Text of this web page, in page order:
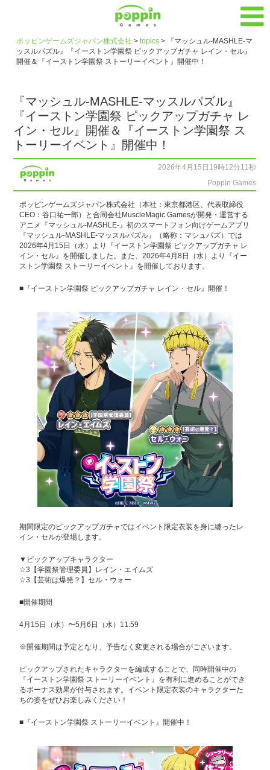
ポッピンゲームズジャパン株式会社 > topics>
『マッシュル-MASHLE-マ
ッスルパズル』『イーストン学園祭 ピックアップガチャ レイン・セル』
開催＆『イーストン学園祭 ストーリーイベント』開催中！
『マッシュル-MASHLE-マッスルパズル』
『イーストン学園祭 ピックアップガチャ レ
イン・セル』開催＆『イーストン学園祭 ス
トーリーイベント』開催中！
2026年4月15日19時12分11秒
Poppin Games
ポッピンゲームズジャパン株式会社（本社：東京都港区、代表取締役
CEO：谷口祐一郎）と合同会社MuscleMagic Gamesが開発・運営する
アニメ『マッシュル-MASHLE-』初のスマートフォン向けゲームアプリ
『マッシュル-MASHLE-マッスルパズル』（略称：マシュパズ）では
2026年4月15日（水）より『イーストン学園祭 ピックアップガチャ レ
イン・セル』を開催しました。また、2026年4月8日（水）より『イー
ストン学園祭 ストーリーイベント』を開催しております。
■『イーストン学園祭 ピックアップガチャ レイン・セル』開催！
期間限定のピックアップガチャではイベント限定衣装を身に纏ったレ
イン・セルが登場します。
▼ピックアップキャラクター
☆3【学園祭管理委員】レイン・エイムズ
☆3【芸術は爆発？】セル・ウォー
■開催期間
4月15日（水）〜5月6日（水）11:59
※開催期間は予定となり、予告なく変更される場合がございます。
ピックアップされたキャラクターを編成することで、同時開催中の
『イーストン学園祭 ストーリーイベント』を有利に進めることができ
るボーナス効果が付与されます。イベント限定衣装のキャラクターた
ちの姿をぜひお楽しみください！
■『イーストン学園祭 ストーリーイベント』開催中！